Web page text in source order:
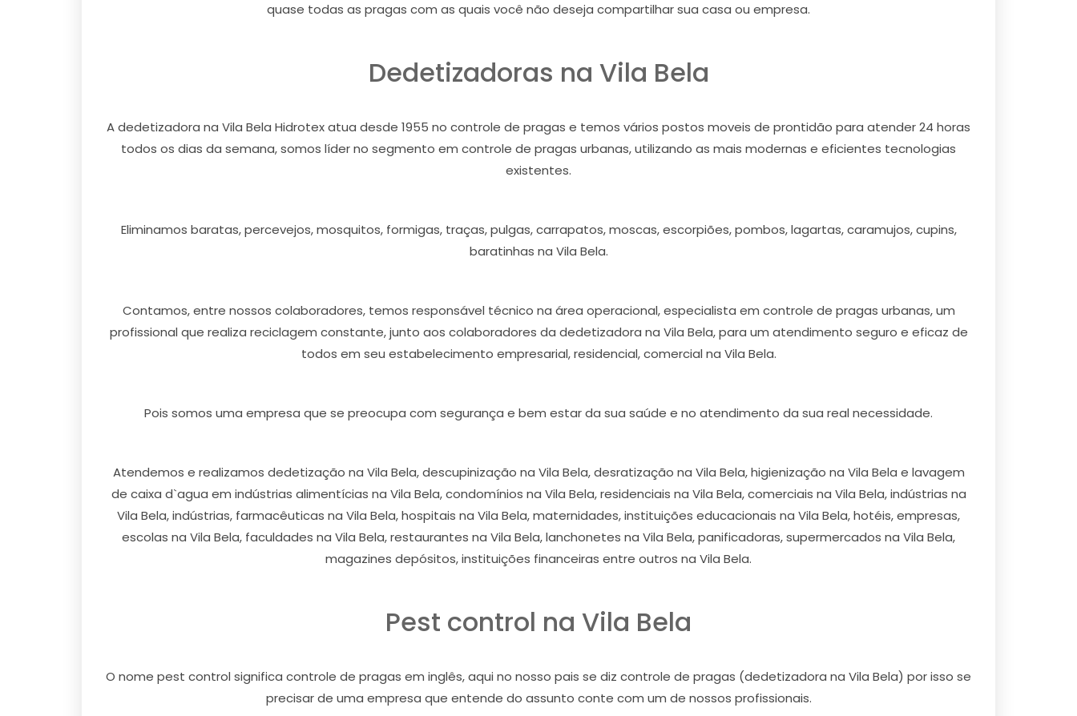
quase todas as pragas com as quais você não deseja compartilhar sua casa ou empresa.
Dedetizadoras na Vila Bela
A dedetizadora na Vila Bela Hidrotex atua desde 1955 no controle de pragas e temos vários postos moveis de prontidão para atender 24 horas
todos os dias da semana, somos líder no segmento em controle de pragas urbanas, utilizando as mais modernas e eficientes tecnologias
existentes.
Eliminamos baratas, percevejos, mosquitos, formigas, traças, pulgas, carrapatos, moscas, escorpiões, pombos, lagartas, caramujos, cupins,
baratinhas na Vila Bela.
Contamos, entre nossos colaboradores, temos responsável técnico na área operacional, especialista em controle de pragas urbanas, um
profissional que realiza reciclagem constante, junto aos colaboradores da dedetizadora na Vila Bela, para um atendimento seguro e eficaz de
todos em seu estabelecimento empresarial, residencial, comercial na Vila Bela.
Pois somos uma empresa que se preocupa com segurança e bem estar da sua saúde e no atendimento da sua real necessidade.
Atendemos e realizamos dedetização na Vila Bela, descupinização na Vila Bela, desratização na Vila Bela, higienização na Vila Bela e lavagem
de caixa d`agua em indústrias alimentícias na Vila Bela, condomínios na Vila Bela, residenciais na Vila Bela, comerciais na Vila Bela, indústrias na
Vila Bela, indústrias, farmacêuticas na Vila Bela, hospitais na Vila Bela, maternidades, instituições educacionais na Vila Bela, hotéis, empresas,
escolas na Vila Bela, faculdades na Vila Bela, restaurantes na Vila Bela, lanchonetes na Vila Bela, panificadoras, supermercados na Vila Bela,
magazines depósitos, instituições financeiras entre outros na Vila Bela.
Pest control na Vila Bela
O nome pest control significa controle de pragas em inglês, aqui no nosso pais se diz controle de pragas (dedetizadora na Vila Bela) por isso se
precisar de uma empresa que entende do assunto conte com um de nossos profissionais.